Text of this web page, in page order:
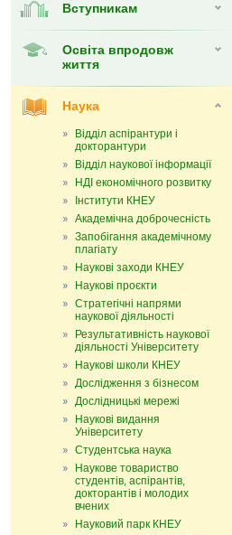
Вступникам
Освіта впродовж
життя
Наука
Відділ аспірантури і
докторантури
Відділ наукової інформації
НДІ економічного розвитку
Інститути КНЕУ
Академічна доброчесність
Запобігання академічному
плагіату
Наукові заходи КНЕУ
Наукові проєкти
Стратегічні напрями
наукової діяльності
Результативність наукової
діяльності Університету
Наукові школи КНЕУ
Дослідження з бізнесом
Дослідницькі мережі
Наукові видання
Університету
Студентська наука
Наукове товариство
студентів, аспірантів,
докторантів і молодих
вчених
Науковий парк КНЕУ